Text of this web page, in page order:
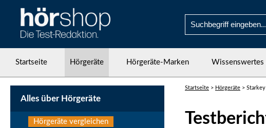
Startseite Hörgeräte Hörgeräte-Marken Wissenswertes
Startseite > Hörgeräte >
Alles über Hörgeräte
Hörgeräte vergleichen